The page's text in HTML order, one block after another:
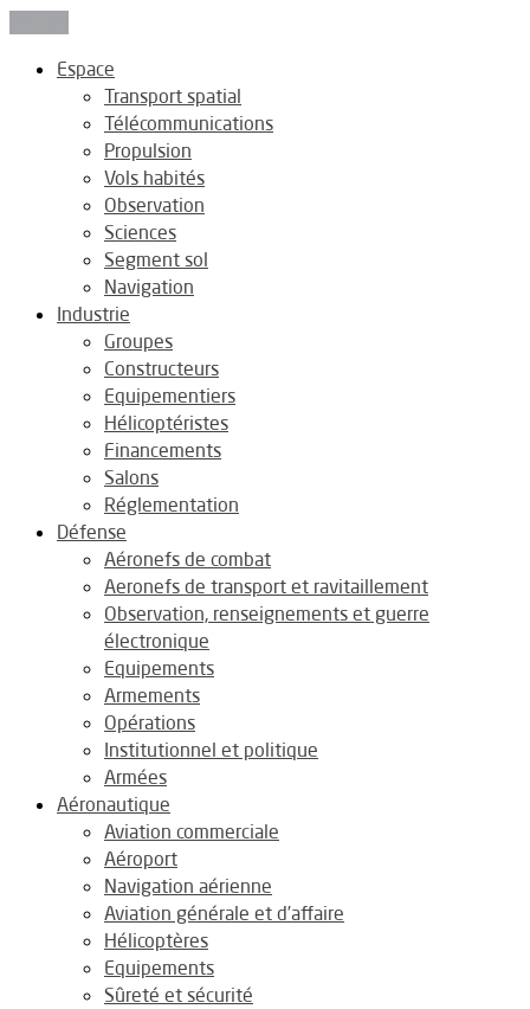
Espace
Transport spatial
Télécommunications
Propulsion
Vols habités
Observation
Sciences
Segment sol
Navigation
Industrie
Groupes
Constructeurs
Equipementiers
Hélicoptéristes
Financements
Salons
Réglementation
Défense
Aéronefs de combat
Aeronefs de transport et ravitaillement
Observation, renseignements et guerre
électronique
Equipements
Armements
Opérations
Institutionnel et politique
Armées
Aéronautique
Aviation commerciale
Aéroport
Navigation aérienne
Aviation générale et d’affaire
Hélicoptères
Equipements
Sûreté et sécurité